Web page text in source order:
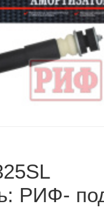
РИФ-